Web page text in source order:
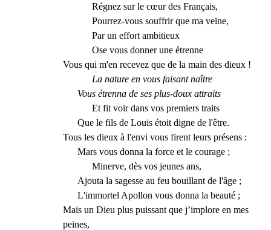
Régnez sur le cœur des Français,
Pourrez-vous souffrir que ma veine,
Par un effort ambitieux
Ose vous donner une étrenne
Vous qui m'en recevez que de la main des dieux !
La nature en vous faisant naître
Vous étrenna de ses plus-doux attraits
Et fit voir dans vos premiers traits
Que le fils de Louis étoit digne de l'être.
Tous les dieux à l'envi vous firent leurs présens :
Mars vous donna la force et le courage ;
Minerve, dès vos jeunes ans,
Ajouta la sagesse au feu bouillant de l'âge ;
L'immortel Apollon vous donna la beauté ;
Mais un Dieu plus puissant que j’implore en mes
peines,